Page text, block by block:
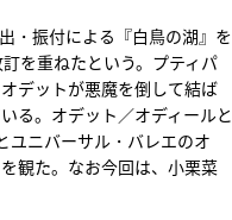
・振付による『白鳥の湖』を
を重ねたという。プティパ
デットが悪魔を倒して結ば
る。オデット／オディールと
ユニバーサル・バレエのオ
観た。なお今回は、小栗菜